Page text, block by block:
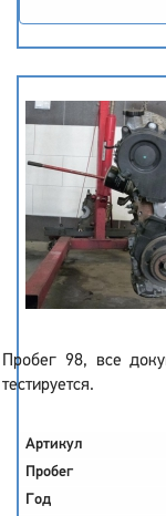
Пробег 98, все
тестируется.
Артикул
Пробег
Год